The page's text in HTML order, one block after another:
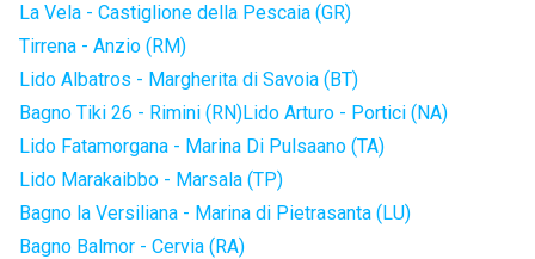
La Vela - Castiglione della Pescaia (GR)
Tirrena - Anzio (RM)
Lido Albatros - Margherita di Savoia (BT)
Bagno Tiki 26 - Rimini (RN)Lido Arturo - Portici (NA)
Lido Fatamorgana - Marina Di Pulsaano (TA)
Lido Marakaibbo - Marsala (TP)
Bagno la Versiliana - Marina di Pietrasanta (LU)
Bagno Balmor - Cervia (RA)